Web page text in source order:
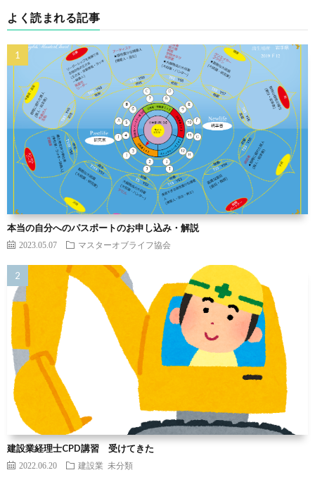
よく読まれる記事
本当の自分へのパスポートのお申し込み・解説
2023.05.07 マスターオブライフ協会
建設業経理士CPD講習 受けてきた
2022.06.20 建設業 未分類